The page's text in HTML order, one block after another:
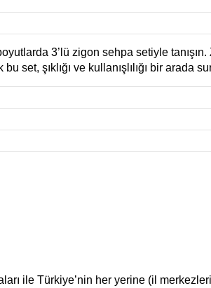
3’lü zigon sehpa setiyle
set, şıklığı ve kullanışlılığı bir arada
ile Türkiye’nin her yerine (il